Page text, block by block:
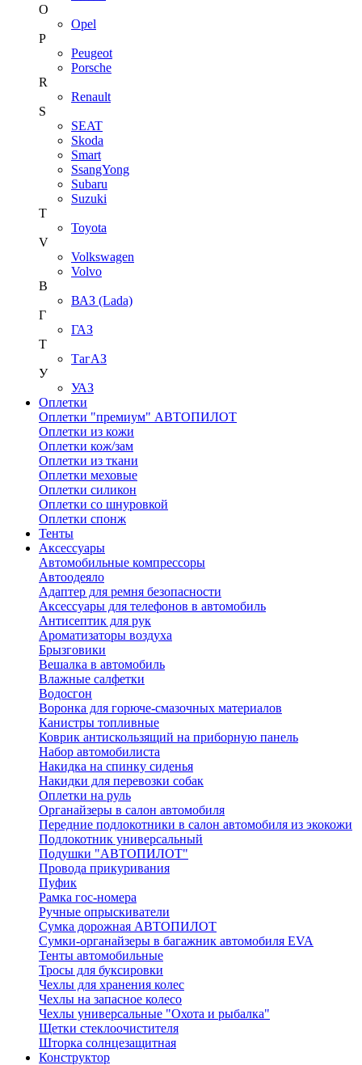
O
Opel
P
Peugeot
Porsche
R
Renault
S
SEAT
Skoda
Smart
SsangYong
Subaru
Suzuki
T
Toyota
V
Volkswagen
Volvo
В
ВАЗ (Lada)
Г
ГАЗ
Т
ТагАЗ
У
УАЗ
Оплетки
Оплетки "премиум" АВТОПИЛОТ
Оплетки из кожи
Оплетки кож/зам
Оплетки из ткани
Оплетки меховые
Оплетки силикон
Оплетки со шнуровкой
Оплетки спонж
Тенты
Аксессуары
Автомобильные компрессоры
Автоодеяло
Адаптер для ремня безопасности
Аксессуары для телефонов в автомобиль
Антисептик для рук
Ароматизаторы воздуха
Брызговики
Вешалка в автомобиль
Влажные салфетки
Водосгон
Воронка для горюче-смазочных материалов
Канистры топливные
Коврик антискользящий на приборную панель
Набор автомобилиста
Накидка на спинку сиденья
Накидки для перевозки собак
Оплетки на руль
Органайзеры в салон автомобиля
Передние подлокотники в салон автомобиля из экокожи
Подлокотник универсальный
Подушки "АВТОПИЛОТ"
Провода прикуривания
Пуфик
Рамка гос-номера
Ручные опрыскиватели
Сумка дорожная АВТОПИЛОТ
Сумки-органайзеры в багажник автомобиля EVA
Тенты автомобильные
Тросы для буксировки
Чехлы для хранения колес
Чехлы на запасное колесо
Чехлы универсальные "Охота и рыбалка"
Щетки стеклоочистителя
Шторка солнцезащитная
Конструктор